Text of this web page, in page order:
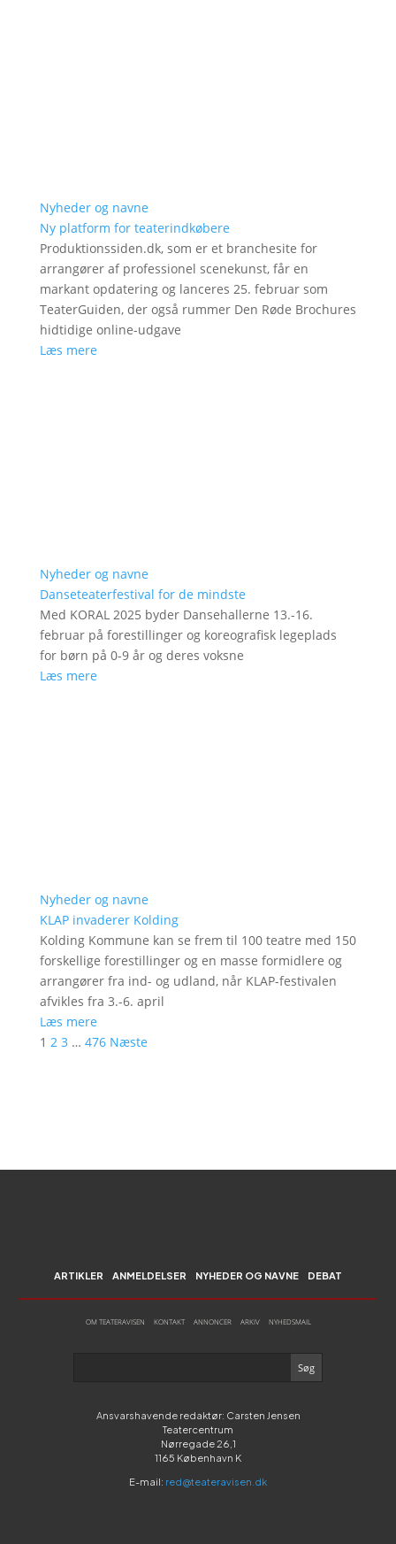
Nyheder og navne
Ny platform for teaterindkøbere
Produktionssiden.dk, som er et branchesite for
arrangører af professionel scenekunst, får en
markant opdatering og lanceres 25. februar som
TeaterGuiden, der også rummer Den Røde Brochures
hidtidige online-udgave
Læs mere
Nyheder og navne
Danseteaterfestival for de mindste
Med KORAL 2025 byder Dansehallerne 13.-16.
februar på forestillinger og koreografisk legeplads
for børn på 0-9 år og deres voksne
Læs mere
Nyheder og navne
KLAP invaderer Kolding
Kolding Kommune kan se frem til 100 teatre med 150
forskellige forestillinger og en masse formidlere og
arrangører fra ind- og udland, når KLAP-festivalen
afvikles fra 3.-6. april
Læs mere
1 2 3 … 476 Næste
ARTIKLER ANMELDELSER NYHEDER OG NAVNE DEBAT
OM TEATERAVISEN KONTAKT ANNONCER ARKIV NYHEDSMAIL
Ansvarshavende redaktør: Carsten Jensen
Teatercentrum
Nørregade 26,1
1165 København K
E-mail: red@teateravisen.dk